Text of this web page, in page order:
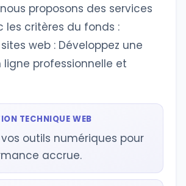
nous proposons des services
les critères du fonds :
web : Développez une
ligne professionnelle et
TECHNIQUE WEB
outils numériques pour
accrue.